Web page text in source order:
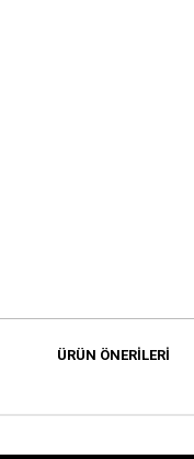
ÜRÜN ÖNERILERI